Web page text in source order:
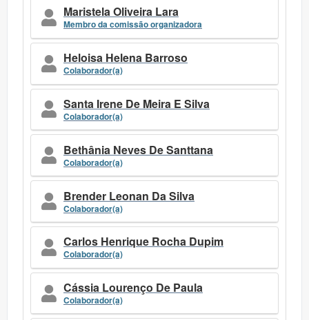
Maristela Oliveira Lara
Membro da comissão organizadora
Heloisa Helena Barroso
Colaborador(a)
Santa Irene De Meira E Silva
Colaborador(a)
Bethânia Neves De Santtana
Colaborador(a)
Brender Leonan Da Silva
Colaborador(a)
Carlos Henrique Rocha Dupim
Colaborador(a)
Cássia Lourenço De Paula
Colaborador(a)